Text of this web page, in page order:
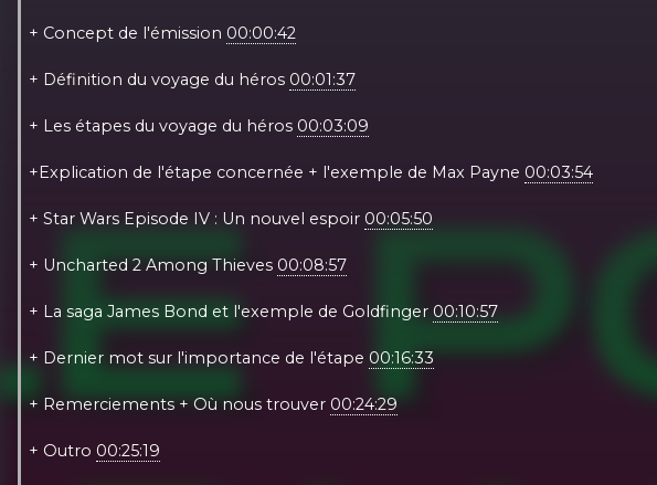
+ Concept de l'émission 00:00:42
+ Définition du voyage du héros 00:01:37
+ Les étapes du voyage du héros 00:03:09
+Explication de l'étape concernée + l'exemple de Max Payne 00:03:54
+ Star Wars Episode IV : Un nouvel espoir 00:05:50
+ Uncharted 2 Among Thieves 00:08:57
+ La saga James Bond et l'exemple de Goldfinger00:10:57
+ Dernier mot sur l'importance de l'étape 00:16:33
+ Remerciements + Où nous trouver 00:24:29
+ Outro 00:25:19